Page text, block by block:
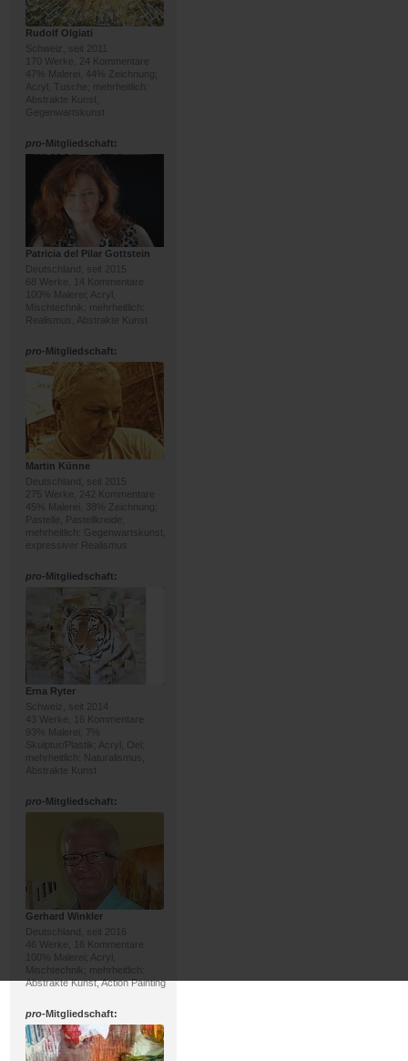
Rudolf Olgiati
Schweiz, seit 2011
170 Werke, 24 Kommentare
47% Malerei, 44% Zeichnung;
Acryl, Tusche; mehrheitlich:
Abstrakte Kunst,
Gegenwartskunst
pro-Mitgliedschaft:
Patricia del Pilar Gottstein
Deutschland, seit 2015
68 Werke, 14 Kommentare
100% Malerei; Acryl,
Mischtechnik; mehrheitlich:
Realismus, Abstrakte Kunst
pro-Mitgliedschaft:
Martin Künne
Deutschland, seit 2015
275 Werke, 242 Kommentare
45% Malerei, 38% Zeichnung;
Pastelle, Pastellkreide;
mehrheitlich: Gegenwartskunst,
expressiver Realismus
pro-Mitgliedschaft:
Erna Ryter
Schweiz, seit 2014
43 Werke, 16 Kommentare
93% Malerei, 7%
Skulptur/Plastik; Acryl, Oel;
mehrheitlich: Naturalismus,
Abstrakte Kunst
pro-Mitgliedschaft:
Gerhard Winkler
Deutschland, seit 2016
46 Werke, 16 Kommentare
100% Malerei; Acryl,
Mischtechnik; mehrheitlich:
Abstrakte Kunst, Action Painting
pro-Mitgliedschaft: